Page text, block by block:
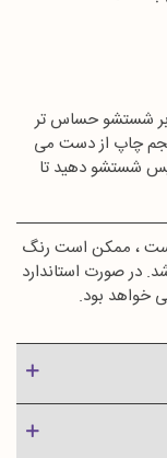
شستشو حساس تر
چاپ از دست می
شستشو دهید تا
، ممکن است رنگ
در صورت استاندارد
خواهد بود.